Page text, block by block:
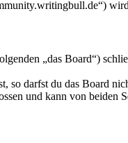
„das Board“)
so darfst du das Board
und kann von beiden